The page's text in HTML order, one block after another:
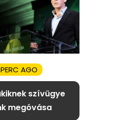
AGO
szívügye
megóvása